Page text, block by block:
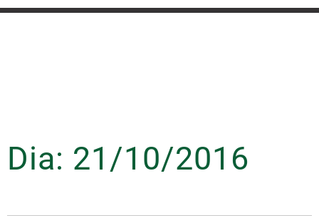
Dia: 21/10/2016